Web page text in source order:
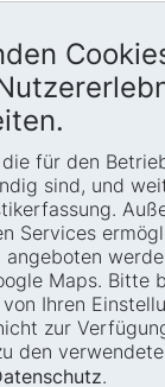
für den
sind, und
Services
Maps. Bitte
Ihren
zur
den
.
Blog
Presse
Termine
Glossar
Impressum